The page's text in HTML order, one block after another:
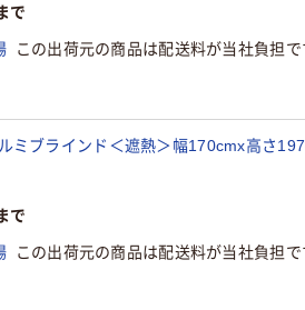
で
この出荷元の商品は配送料が当社負担で
ミブラインド＜遮熱＞幅170cmx高さ
で
この出荷元の商品は配送料が当社負担で